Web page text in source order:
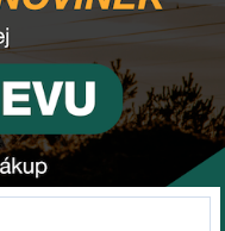
SYNTH
CRUSSIS YBC-01